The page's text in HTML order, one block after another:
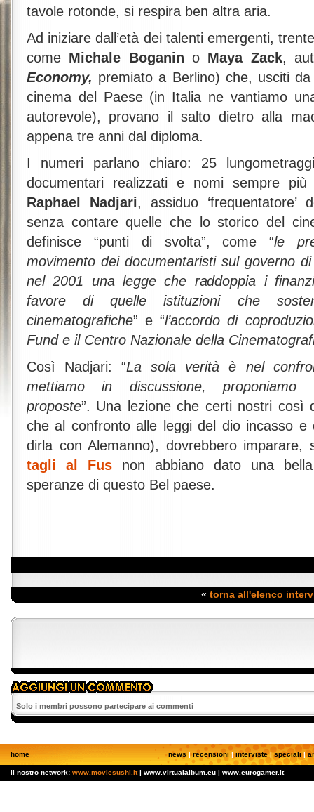
tavole rotonde, si respira ben altra aria.
Ad iniziare dall’età dei talenti emergenti,
come Michale Boganin o Maya Zack,
Economy, premiato a Berlino) che, usciti
cinema del Paese (in Italia ne vantiamo
autorevole), provano il salto dietro alla
appena tre anni dal diploma.
I numeri parlano chiaro: 25
documentari realizzati e nomi sempre
Raphael Nadjari, assiduo ‘frequentatore’
senza contare quelle che lo storico del
definisce “punti di svolta”, come “le
movimento dei documentaristi sul governo
nel 2001 una legge che raddoppia i
favore di quelle istituzioni che
cinematografiche” e “l’accordo di
Fund e il Centro Nazionale della
Così Nadjari: “La sola verità è nel
mettiamo in discussione, proponiamo
proposte”. Una lezione che certi nostri così
che al confronto alle leggi del dio incasso e
dirla con Alemanno), dovrebbero
tagli al Fus non abbiano dato una
speranze di questo Bel paese.
« torna all'elenco
Solo i membri possono partecipare ai commenti
home news |recensioni |interviste|speciali|
il nostro network: www.moviesushi.it| www.virtualalbum.eu | www.eurogamer.it